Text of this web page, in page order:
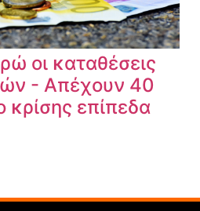
οι καταθέσεις
- Απέχουν 40
κρίσης επίπεδα